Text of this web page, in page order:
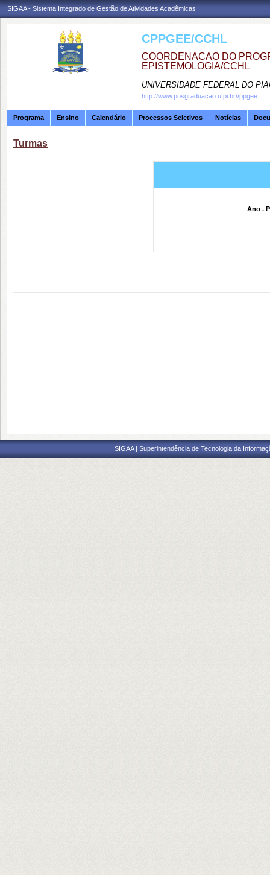
SIGAA - Sistema Integrado de Gestão de Atividades Acadêmicas
CPPGEE/CCHL
COORDENACAO DO
EPISTEMOLOGIA/CCHL
UNIVERSIDADE FEDERAL DO
http://www.posgraduacao.ufpi.br//ppgee
Programa Ensino Calendário Processos Seletivos Notícias
Turmas
Ano .
SIGAA | Superintendência de Tecnologia da